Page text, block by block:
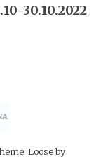
30.10.2022
Loose by